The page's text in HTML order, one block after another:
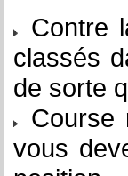
Contre
classés
de sorte
Course
vous